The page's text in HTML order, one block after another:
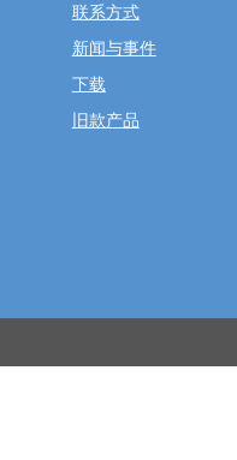
联系方式
新闻与事件
下载
旧款产品